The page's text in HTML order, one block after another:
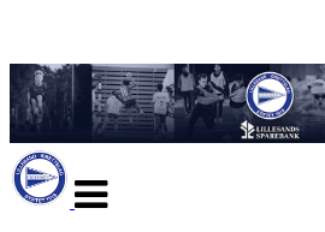
navigasjon